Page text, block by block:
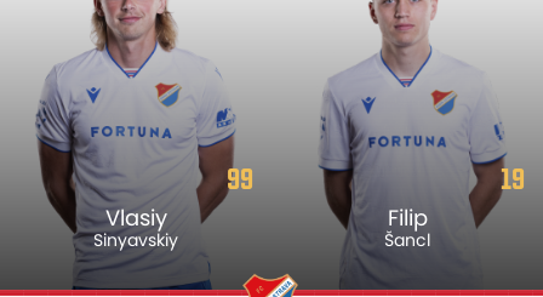
99
Vlasiy
Sinyavskiy
19
Filip
Šancl